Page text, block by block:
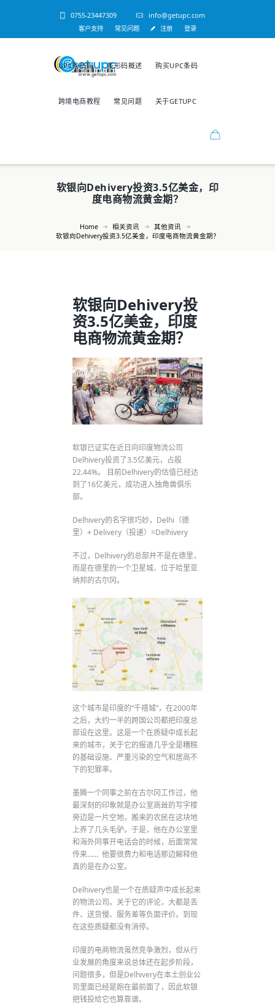
0755-23447309 info@getupc.com
客户支持 常见问题 注册 登录
UPC条码网 条形码概述 购买UPC条码
跨境电商教程 常见问题 关于GETUPC
软银向Dehivery投资3.5亿美金，印
度电商物流黄金期？
Home 相关资讯
其他资讯
软银向Dehivery投资3.5亿美金，印度电商物流黄金期？
软银向Dehivery投
资3.5亿美金，印度
电商物流黄金期？
软银已证实在近日向印度物流公司
Delhivery投资了3.5亿美元，占股
22.44%。 目前Delhivery的估值已经达
到了16亿美元，成功进入独角兽俱乐
部。
Delhivery的名字很巧妙，Delhi（德
里）+ Delivery（投递）=Delhivery
不过，Delhivery的总部并不是在德里，
而是在德里的一个卫星城、位于哈里亚
纳邦的古尔冈。
这个城市是印度的“千禧城”，在2000年
之后，大约一半的跨国公司都把印度总
部设在这里。这是一个在质疑中成长起
来的城市，关于它的报道几乎全是糟糕
的基础设施、严重污染的空气和居高不
下的犯罪率。
墨腾一个同事之前在古尔冈工作过，他
最深刻的印象就是办公室高耸的写字楼
旁边是一片空地，搬来的农民在这块地
上养了几头毛驴。于是，他在办公室里
和海外同事开电话会的时候，后面常常
传来…… 他要很费力和电话那边解释他
真的是在办公室。
Delhivery也是一个在质疑声中成长起来
的物流公司。关于它的评论，大都是丢
件、送货慢、服务差等负面评价。到现
在这些质疑都没有消停。
印度的电商物流虽然竞争激烈，但从行
业发展的角度来说总体还在起步阶段，
问题很多，但是Delhivery在本土创业公
司里面已经是跑在最前面了，因此软银
把钱投给它也算靠谱。